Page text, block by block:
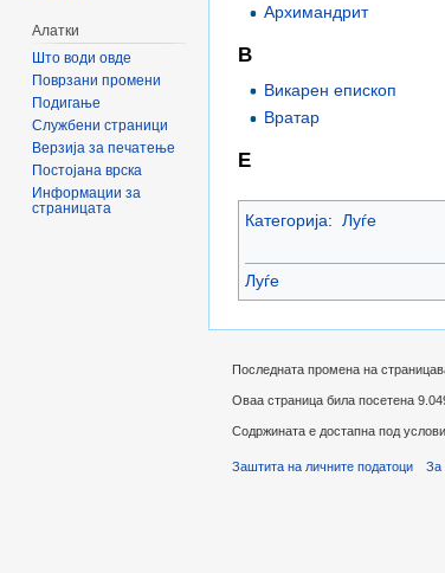
Архимандрит
В
Викарен епископ
Вратар
Е
Категорија: Луѓе
Луѓе
Алатки
Што води овде
Поврзани промени
Подигање
Службени страници
Верзија за печатење
Постојана врска
Информации за
страницата
Последната промена на
Оваа страница била посетена
Содржината е достапна под
Заштита на личните податоци За